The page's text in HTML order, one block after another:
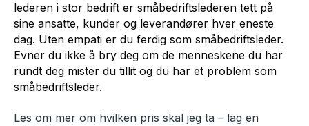
lederen i stor bedrift er småbedriftslederen tett på
sine ansatte, kunder og leverandører hver eneste
dag. Uten empati er du ferdig som småbedriftsleder.
Evner du ikke å bry deg om de menneskene du har
rundt deg mister du tillit og du har et problem som
småbedriftsleder.
Les om mer om hvilken pris skal jeg ta – lag en